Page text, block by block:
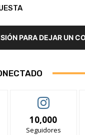
PARA DEJAR UN
10,000
Seguidores